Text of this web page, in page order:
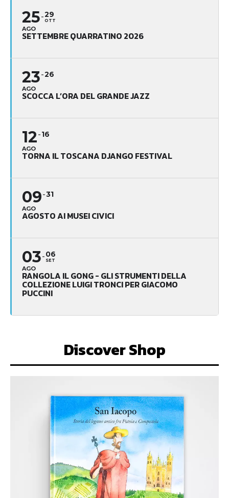
25
AGO
29
OTT
SETTEMBRE QUARRATINO 2026
23
AGO
26
SCOCCA L’ORA DEL GRANDE JAZZ
12
AGO
16
TORNA IL TOSCANA DJANGO FESTIVAL
09
AGO
31
AGOSTO AI MUSEI CIVICI
03
AGO
06
SET
RANGOLA IL GONG - GLI STRUMENTI DELLA
COLLEZIONE LUIGI TRONCI PER GIACOMO
PUCCINI
Discover Shop